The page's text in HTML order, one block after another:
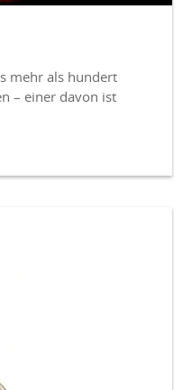
mehr als hundert
– einer davon ist